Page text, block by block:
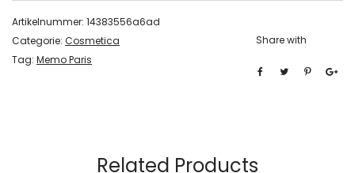
Artikelnummer: 14383556a6ad
Categorie: Cosmetica
Tag: Memo Paris
Share with
Related Products